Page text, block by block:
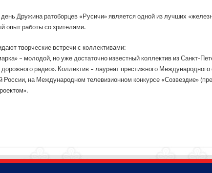
Дружина ратоборцев «Русичи» является одной из лучших
опыт работы со зрителями.
творческие встречи с коллективами:
– молодой, но уже достаточно известный коллектив из Санкт-
радио». Коллектив – лауреат престижного
России, на Международном телевизионном конкурсе «Созвездие»